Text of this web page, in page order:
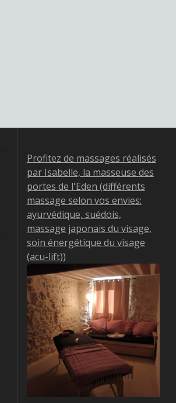
Profitez de massages réalisés
par Isabelle, la masseuse des
portes de l'Eden (différents
massage selon vos envies:
ayurvédique, suédois,
massage japonais du visage,
soin énergétique du visage
(acu-lift))